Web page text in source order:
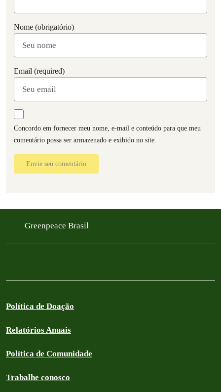
Nome (obrigatório)
Email (required)
Concordo em fornecer meu nome, e-mail e conteúdo para que meu
comentário possa ser armazenado e exibido no site.
Envie seu comentário
Greenpeace Brasil
Política de Doação
Relatórios Anuais
Política de Comunidade
Trabalhe conosco